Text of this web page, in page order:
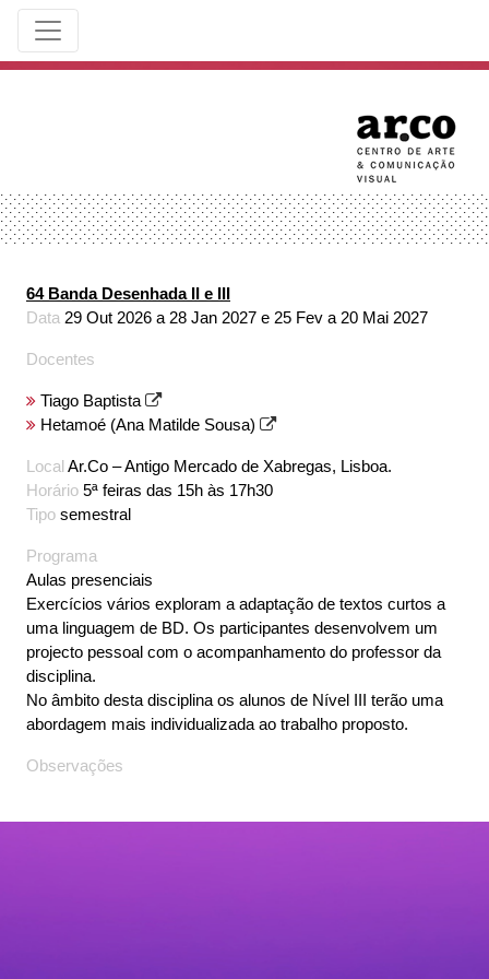
64 Banda Desenhada II e III
Data 29 Out 2026 a 28 Jan 2027 e 25 Fev a 20 Mai 2027
Docentes
Tiago Baptista
Hetamoé (Ana Matilde Sousa)
Local Ar.Co – Antigo Mercado de Xabregas, Lisboa.
Horário 5ª feiras das 15h às 17h30
Tipo semestral
Programa
Aulas presenciais
Exercícios vários exploram a adaptação de textos curtos a
uma linguagem de BD. Os participantes desenvolvem um
projecto pessoal com o acompanhamento do professor da
disciplina.
No âmbito desta disciplina os alunos de Nível III terão uma
abordagem mais individualizada ao trabalho proposto.
Observações